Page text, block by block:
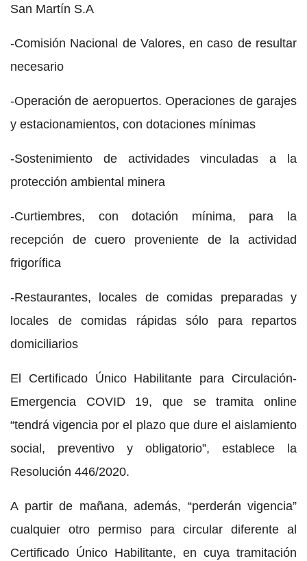
San Martín S.A
-Comisión Nacional de Valores, en caso de resultar
necesario
-Operación de aeropuertos. Operaciones de garajes
y estacionamientos, con dotaciones mínimas
-Sostenimiento de actividades vinculadas a la
protección ambiental minera
-Curtiembres, con dotación mínima, para la
recepción de cuero proveniente de la actividad
frigorífica
-Restaurantes, locales de comidas preparadas y
locales de comidas rápidas sólo para repartos
domiciliarios
El Certificado Único Habilitante para Circulación-
Emergencia COVID 19, que se tramita online
“tendrá vigencia por el plazo que dure el aislamiento
social, preventivo y obligatorio”, establece la
Resolución 446/2020.
A partir de mañana, además, “perderán vigencia”
cualquier otro permiso para circular diferente al
Certificado Único Habilitante, en cuya tramitación